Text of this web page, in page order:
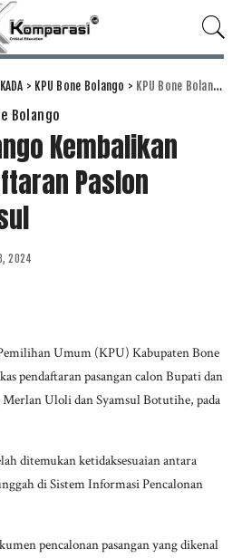
> KPU Bone Bolango > KPU Bone Bolango Kembalikan Berkas Pendaftaran Paslon Merlan-Syamsul
Bolango
Kembalikan
Paslon
2024
Umum (KPU) Kabupaten Bone
pendaftaran pasangan calon Bupati dan
Uloli dan Syamsul Botutihe, pada
ditemukan ketidaksesuaian antara
di Sistem Informasi Pencalonan
pencalonan pasangan yang dikenal